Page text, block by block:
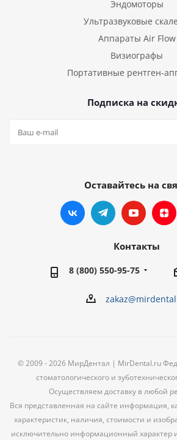
Эндомоторы
Ультразвуковые
Аппараты Air Flow
Визиографы
Портативные рентген-
Подписка на
Оставайтесь на
Контакты
8 (800) 550-95-75
© 2009 - 2026 МирДентал | MirDental.ru
стоматологического и
Осуществляем доставку в любой
Вся представленная на сайте информация,
характеристик, наличия, стоимости и
исключительно информационный характер